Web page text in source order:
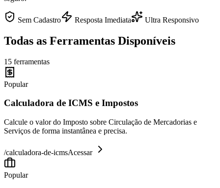
Sem Cadastro Resposta Imediata Ultra Responsivo
Todas as Ferramentas Disponíveis
15 ferramentas
Popular
Calculadora de ICMS e Impostos
Calcule o valor do Imposto sobre Circulação de Mercadorias e
Serviços de forma instantânea e precisa.
/calculadora-de-icmsAcessar
Popular